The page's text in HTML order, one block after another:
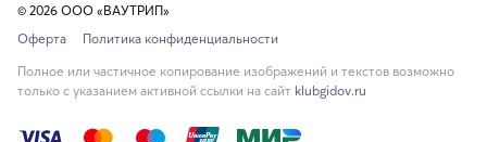
© 2026 ООО «ВАУТРИП»
Оферта
Политика конфиденциальности
Полное или частичное копирование изображений и текстов возможно
только с указанием активной ссылки на сайт klubgidov.ru